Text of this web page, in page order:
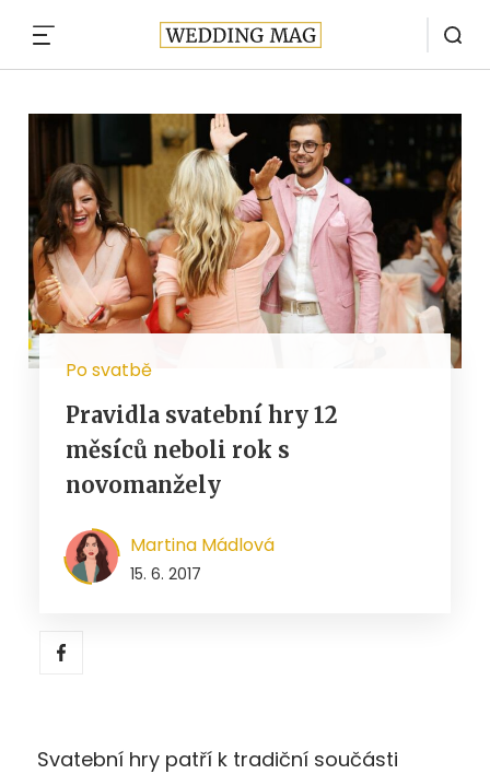
Po svatbě
Pravidla svatební hry 12
měsíců neboli rok s
novomanžely
Martina Mádlová
15. 6. 2017
Svatební hry patří k tradiční součásti